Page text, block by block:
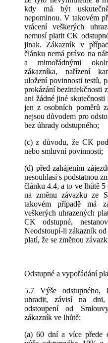
kdy má být
nepominou. V takovém
vrácení veškerých
nemusí platit CK
jinak. Zákazník v
článku nemá právo na
a mimořádnými
zákazníka, nařízení
uložení povinnosti testů,
prokázání bezinfekčnosti
ani žádné jiné
jen z osobních poměrů
nejsou důvodem pro
bez úhrady odstupného;
(c) z důvodu, že CK
nebo smluvní povinnosti;
(d) před zahájením
nesouhlasí s podstatnou
článku 4.4, a to ve lhůtě
na změnu závazku ze
takovém případě má
veškerých uhrazených
CK odstupné,
Neodstoupí-li zákazník
platí, že se změnou
Odstupné a vypořádání
5.7 Výše odstupného,
uhradit, závisí na
odstoupení od
zákazník ve lhůtě:
(a) 60 dní a více přede